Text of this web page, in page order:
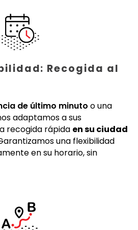
Recogida al
de último minuto o una
adaptamos a sus
recogida rápida en su ciudad
una flexibilidad
en su horario, sin